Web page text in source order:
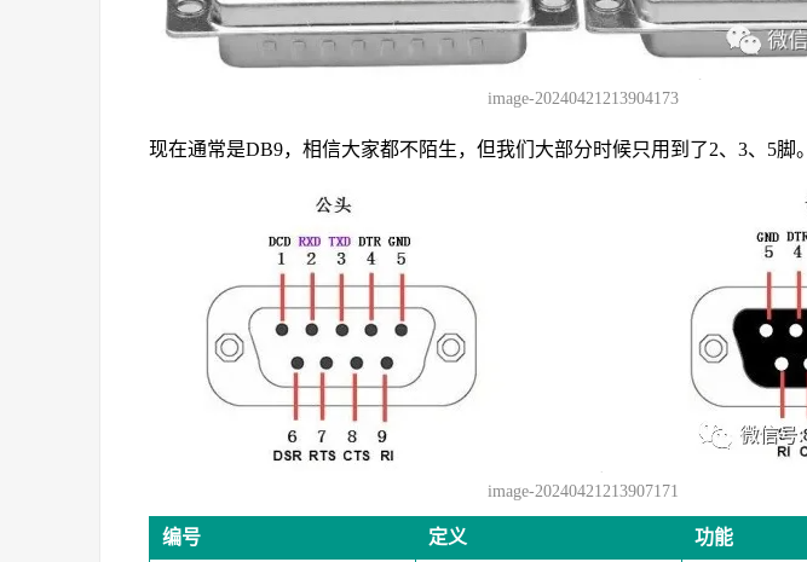
image-20240421213904173
现在通常是DB9，相信大家都不陌生，但我们大部分时候只用到了2、3、5脚。
image-20240421213907171
编号 定义 功能